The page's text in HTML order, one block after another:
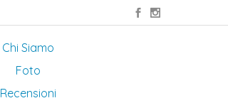
Chi Siamo
Foto
Recensioni